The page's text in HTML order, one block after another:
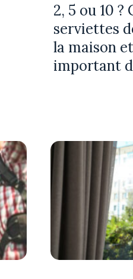
2, 5 ou 10 ?
serviettes
la maison
important